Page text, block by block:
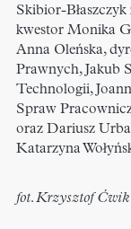
Skibior-
kwestor Monika
Anna Oleńska,
Prawnych, Jakub
Technologii,
Spraw
oraz Dariusz
Katarzyna
fot. Krzysztof Ćwik